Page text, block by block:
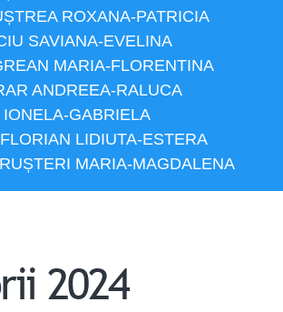
ROXANA-PATRICIA
SAVIANA-EVELINA
MARIA-FLORENTINA
ANDREEA-RALUCA
GABRIELA
LIDIUTA-ESTERA
MARIA-MAGDALENA
2024